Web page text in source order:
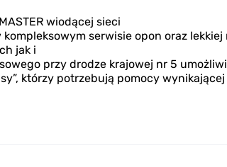
wiodącej sieci
serwisie opon oraz lekkiej
jak i
przy drodze krajowej nr 5
którzy potrzebują pomocy wynikającej